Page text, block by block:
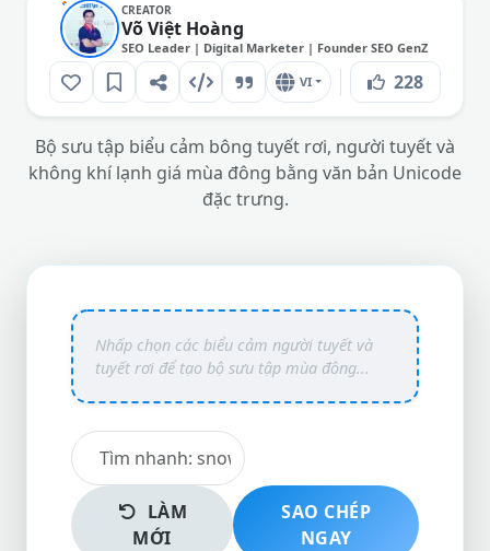
CREATOR
Võ Việt Hoàng
SEO Leader | Digital Marketer | Founder SEO GenZ
VI 228
Bộ sưu tập biểu cảm bông tuyết rơi, người tuyết và
không khí lạnh giá mùa đông bằng văn bản Unicode
đặc trưng.
LÀM
MỚI
SAO CHÉP
NGAY